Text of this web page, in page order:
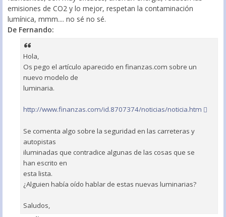
emisiones de CO2 y lo mejor, respetan la contaminación
lumínica, mmm.... no sé no sé.
De Fernando:
Hola,
Os pego el artículo aparecido en finanzas.com sobre un
nuevo modelo de
luminaria.
http://www.finanzas.com/id.8707374/noticias/noticia.htm
Se comenta algo sobre la seguridad en las carreteras y
autopistas
iluminadas que contradice algunas de las cosas que se
han escrito en
esta lista.
¿Alguien había oído hablar de estas nuevas luminarias?
Saludos,